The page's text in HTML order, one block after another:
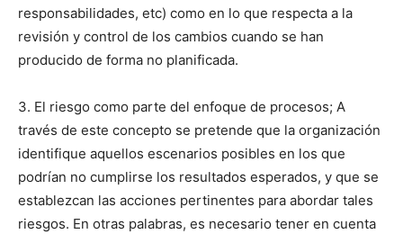
responsabilidades, etc) como en lo que respecta a la
revisión y control de los cambios cuando se han
producido de forma no planificada.
3. El riesgo como parte del enfoque de procesos; A
través de este concepto se pretende que la organización
identifique aquellos escenarios posibles en los que
podrían no cumplirse los resultados esperados, y que se
establezcan las acciones pertinentes para abordar tales
riesgos. En otras palabras, es necesario tener en cuenta